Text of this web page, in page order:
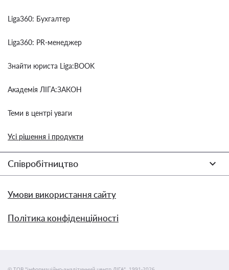
Liga360: Бухгалтер
Liga360: PR-менеджер
Знайти юриста Liga:BOOK
Академія ЛІГА:ЗАКОН
Теми в центрі уваги
Усі рішення і продукти
Співробітництво
Умови використання сайту
Політика конфіденційності